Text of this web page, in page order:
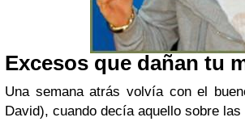
Excesos que dañan tu
Una semana atrás volvía con el
David), cuando decía aquello sobre las